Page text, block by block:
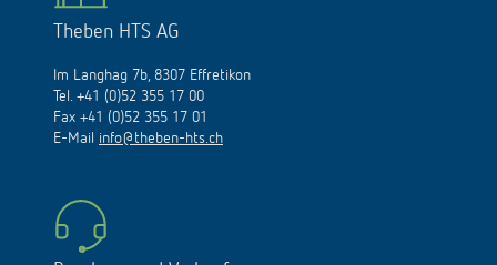
Theben HTS AG
Im Langhag 7b, 8307 Effretikon
Tel. +41 (0)52 355 17 00
Fax +41 (0)52 355 17 01
E-Mail info@theben-hts.ch